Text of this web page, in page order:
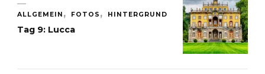
ALLGEMEIN FOTOS HINTERGRUND
Tag 9: Lucca